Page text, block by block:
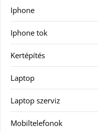
Iphone
Iphone tok
Kertépítés
Laptop
Laptop szerviz
Mobiltelefonok